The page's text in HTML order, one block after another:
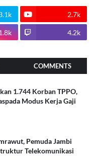
2.7k
4.2k
COMMENTS
1.744 Korban TPPO,
Modus Kerja Gaji
Pemuda Jambi
Telekomunikasi